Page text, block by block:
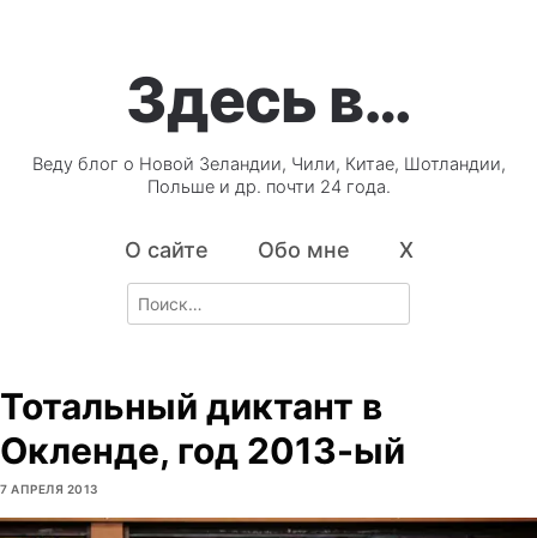
Здесь в…
Веду блог о Новой Зеландии, Чили, Китае, Шотландии,
Польше и др. почти 24 года.
О сайте Обо мне X
Search
for:
Тотальный диктант в
Окленде, год 2013-ый
7 АПРЕЛЯ 2013